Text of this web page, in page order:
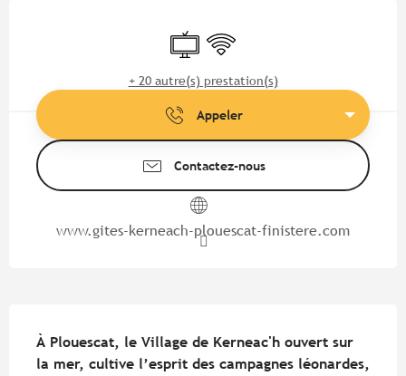
Télévision
WiFi
+ 20 autre(s) prestation(s)
Appeler
Contactez-nous
www.gites-kerneach-plouescat-finistere.com
À Plouescat, le Village de Kerneac'h ouvert sur
la mer, cultive l’esprit des campagnes léonardes,